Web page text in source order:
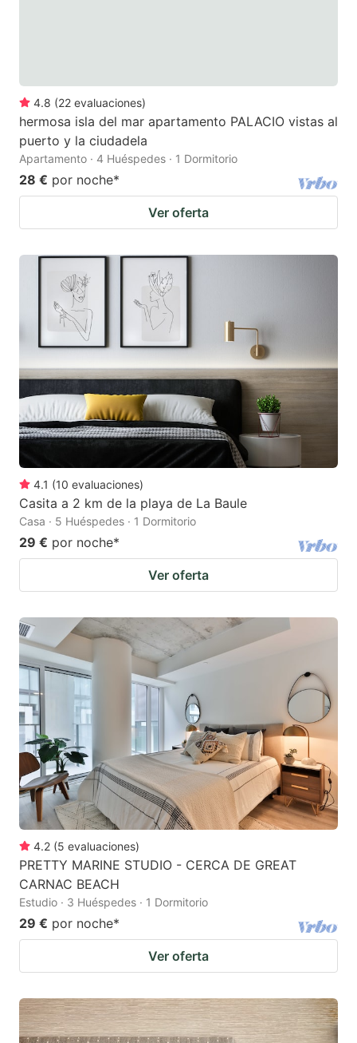
4.8 (22 evaluaciones)
hermosa isla del mar apartamento PALACIO vistas al
puerto y la ciudadela
Apartamento · 4 Huéspedes · 1 Dormitorio
28 € por noche*
Ver oferta
4.1 (10 evaluaciones)
Casita a 2 km de la playa de La Baule
Casa · 5 Huéspedes · 1 Dormitorio
29 € por noche*
Ver oferta
4.2 (5 evaluaciones)
PRETTY MARINE STUDIO - CERCA DE GREAT
CARNAC BEACH
Estudio · 3 Huéspedes · 1 Dormitorio
29 € por noche*
Ver oferta